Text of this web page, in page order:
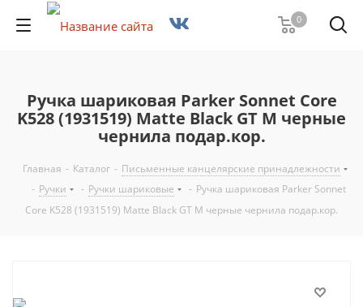
0
Ручка шариковая Parker Sonnet Core
K528 (1931519) Matte Black GT M черные
чернила подар.кор.
Главная - Каталог - Письменные канцелярские принадлежности
- Ручки - Ручки шариковые - Ручка шариковая Parker Sonnet
Core K528 (1931519) Matte Black GT M черные чернила подар.кор.